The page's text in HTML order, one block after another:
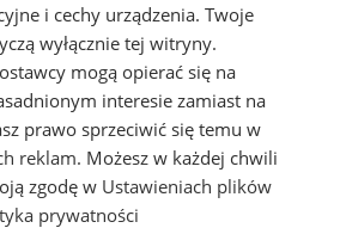
Budujesz dom? Jesteś inwestorem
Sprawdźtartakiw mieście Żory.
w okolicy Żor oferujące
belki, listwy oraz łaty). Cały
w Żorach dostępny w jednym
ofertę już dziś!
i cechy urządzenia. Twoje
wyłącznie tej witryny.
mogą opierać się na
interesie zamiast na
prawo sprzeciwić się temu w
reklam. Możesz w każdej chwili
zgodę w Ustawieniach plików
prywatności